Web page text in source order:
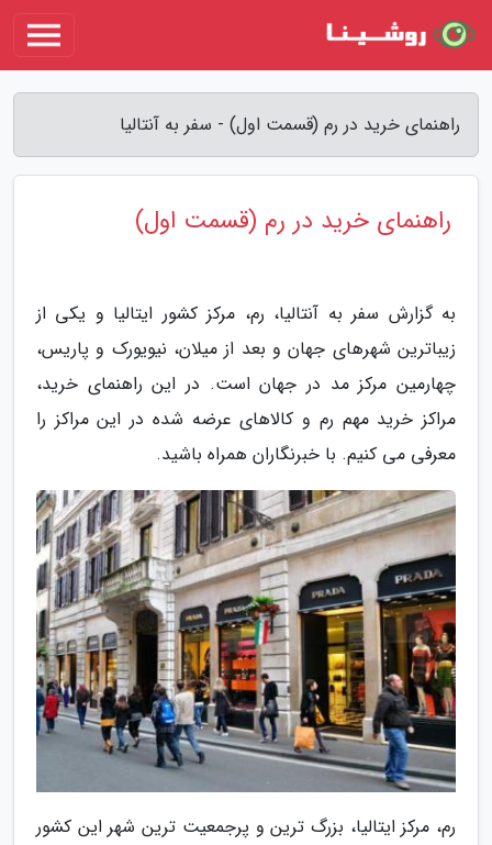
راهنمای خرید در رم (قسمت اول) - سفر به آنتالیا
راهنمای خرید در رم (قسمت اول)
به گزارش سفر به آنتالیا، رم، مرکز کشور ایتالیا و یکی از
زیباترین شهرهای جهان و بعد از میلان، نیویورک و پاریس،
چهارمین مرکز مد در جهان است. در این راهنمای خرید،
مراکز خرید مهم رم و کالاهای عرضه شده در این مراکز را
معرفی می کنیم. با خبرنگاران همراه باشید.
رم، مرکز ایتالیا، بزرگ ترین و پرجمعیت ترین شهر این کشور